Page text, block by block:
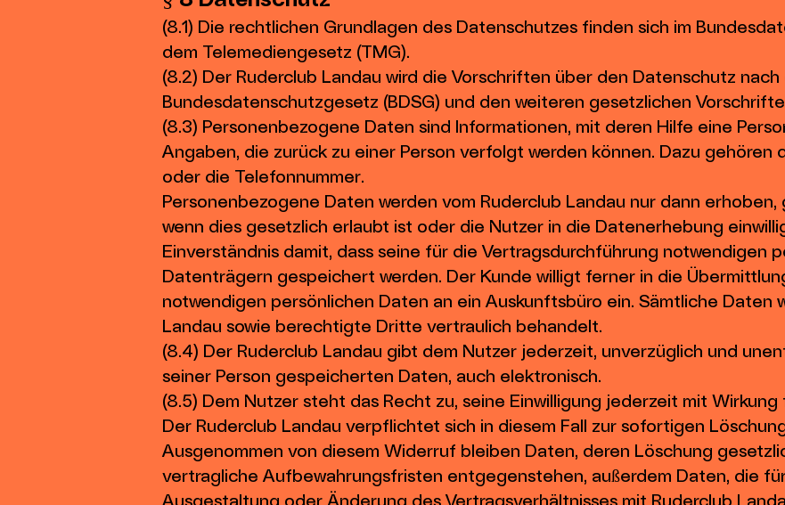
(8.1) Die rechtlichen Grundlagen des Datenschutzes finden sich im
dem Telemediengesetz (TMG).
(8.2) Der Ruderclub Landau wird die Vorschriften über den Datenschutz nach
Bundesdatenschutzgesetz (BDSG) und den weiteren gesetzlichen
(8.3) Personenbezogene Daten sind Informationen, mit deren Hilfe eine
Angaben, die zurück zu einer Person verfolgt werden können. Dazu gehören
oder die Telefonnummer.
Personenbezogene Daten werden vom Ruderclub Landau nur dann
wenn dies gesetzlich erlaubt ist oder die Nutzer in die Datenerhebung
Einverständnis damit, dass seine für die Vertragsdurchführung notwendigen
Datenträgern gespeichert werden. Der Kunde willigt ferner in die
notwendigen persönlichen Daten an ein Auskunftsbüro ein. Sämtliche Daten
Landau sowie berechtigte Dritte vertraulich behandelt.
(8.4) Der Ruderclub Landau gibt dem Nutzer jederzeit, unverzüglich und
seiner Person gespeicherten Daten, auch elektronisch.
(8.5) Dem Nutzer steht das Recht zu, seine Einwilligung jederzeit mit
Der Ruderclub Landau verpflichtet sich in diesem Fall zur sofortigen
Ausgenommen von diesem Widerruf bleiben Daten, deren Löschung
vertragliche Aufbewahrungsfristen entgegenstehen, außerdem Daten, die
Ausgestaltung oder Änderung des Vertragsverhältnisses mit Ruderclub